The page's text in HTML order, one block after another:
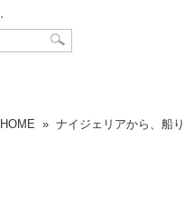
HOME » ナイジェリアから、船